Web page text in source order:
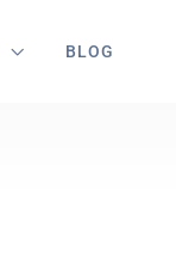
BLOG